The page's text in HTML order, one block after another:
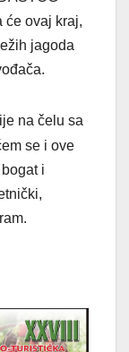
će ovaj kraj,
jagoda
na čelu sa
se i ove
i